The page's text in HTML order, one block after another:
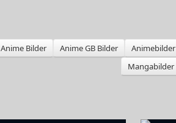
Anime Bilder Anime GB Bilder Animebilder
Mangabilder